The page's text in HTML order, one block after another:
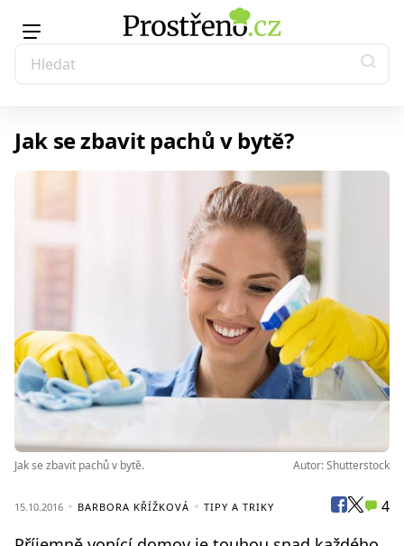
Jak se zbavit pachů v bytě?
Jak se zbavit pachů v bytě. Autor: Shutterstock
15.10.2016 BARBORA KŘÍŽKOVÁ TIPY A TRIKY 4